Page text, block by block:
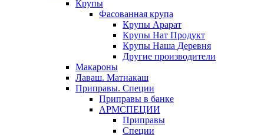
Крупы
Фасованная крупа
Крупы Арарат
Крупы Нат Продукт
Крупы Наша Деревня
Другие производители
Макароны
Лаваш. Матнакаш
Приправы. Специи
Приправы в банке
АРМСПЕЦИИ
Приправы
Специи